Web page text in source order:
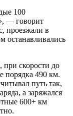
100
— говорит
проезжали в
останавливались
при скорости до
порядка 490 км.
путь так,
а заряжался
600+ км